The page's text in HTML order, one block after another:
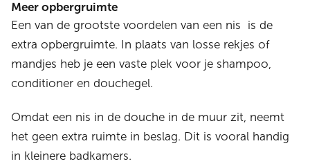
Meer opbergruimte
Een van de grootste voordelen van een nis is de
extra opbergruimte. In plaats van losse rekjes of
mandjes heb je een vaste plek voor je shampoo,
conditioner en douchegel.
Omdat een nis in de douche in de muur zit, neemt
het geen extra ruimte in beslag. Dit is vooral handig
in kleinere badkamers.